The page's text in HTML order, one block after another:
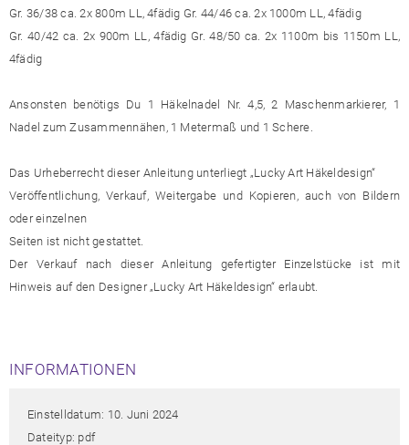
Gr. 36/38 ca. 2x 800m LL, 4fädig Gr. 44/46 ca. 2x 1000m LL, 4fädig
Gr. 40/42 ca. 2x 900m LL, 4fädig Gr. 48/50 ca. 2x 1100m bis 1150m LL,
4fädig
Ansonsten benötigs Du 1 Häkelnadel Nr. 4,5, 2 Maschenmarkierer, 1
Nadel zum Zusammennähen, 1 Metermaß und 1 Schere.
Das Urheberrecht dieser Anleitung unterliegt „Lucky Art Häkeldesign“
Veröffentlichung, Verkauf, Weitergabe und Kopieren, auch von Bildern
oder einzelnen
Seiten ist nicht gestattet.
Der Verkauf nach dieser Anleitung gefertigter Einzelstücke ist mit
Hinweis auf den Designer „Lucky Art Häkeldesign“ erlaubt.
INFORMATIONEN
Einstelldatum: 10. Juni 2024
Dateityp: pdf